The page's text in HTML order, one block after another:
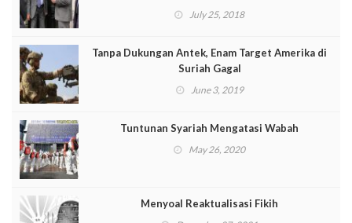
July 25, 2018
Tanpa Dukungan Antek, Enam Target Amerika di
Suriah Gagal
June 3, 2019
Tuntunan Syariah Mengatasi Wabah
May 26, 2020
Menyoal Reaktualisasi Fikih